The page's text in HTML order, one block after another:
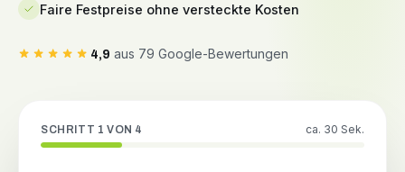
Faire Festpreise ohne versteckte Kosten
4,9 aus 79 Google-Bewertungen
SCHRITT 1 VON 4 ca. 30 Sek.